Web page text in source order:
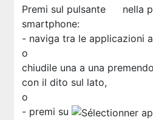
Premi sul pulsante
nella
smartphone:
- naviga tra le applicazioni
o
chiudile una a una
con il dito sul lato,
o
- premi su